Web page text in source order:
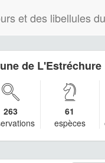
et des libellules
de L'Estréchure
263
61
espèces